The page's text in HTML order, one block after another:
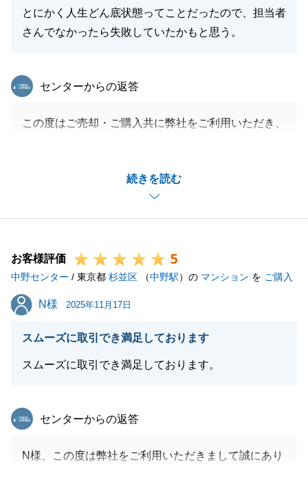
とにかく人生どん底状態ってことだったので、担当者
さんでなかったら失敗していたかもと思う。
続きを読む
東急リバブル
センターからの返答
この度はご売却・ご購入共に弊社をご利用いただき、
いつも快くご対応頂きましてありがとうございまし
た。S様の担当としてご購入・ご売却のお手伝いに携
わる事が出来て大変嬉しく思っております。
是非ご連絡を頂戴できればと思っております。
私共々、今後とも弊社を末永くご愛顧賜りますよう、
お願い申し上げます。
お客様評価 5
中野センター / 東京都 杉並区 （中野駅）の マンション を ご購入
N様
N様 2025年11月17日
スムーズに取引でき満足しております
スムーズに取引でき満足しております。
東急リバブル
センターからの返答
N様、この度は弊社をご利用いただきまして誠にあり